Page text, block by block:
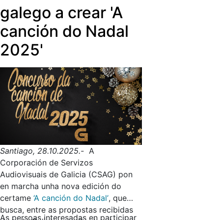
eficiencia e a calidade do conxunto
dos arquivos audiovisuais das
televisións públicas.
galego a crear 'A
canción do Nadal
2025'
Santiago, 28.10.2025.- A
Corporación de Servizos
Audiovisuais de Galicia (CSAG) pon
en marcha unha nova edición do
certame ‘A canción do Nadal’, que
busca, entre as propostas recibidas
As persoas interesadas en participar